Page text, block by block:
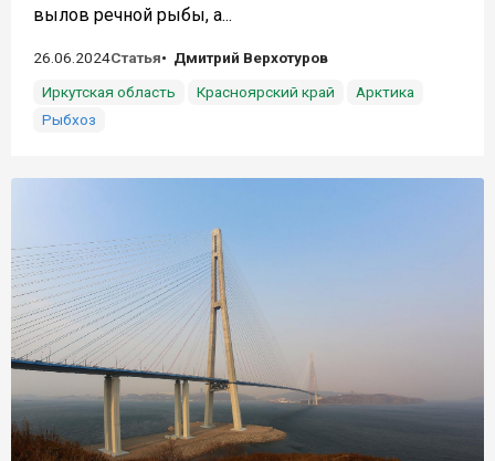
вылов речной рыбы, а...
26.06.2024Статья
Дмитрий Верхотуров
Иркутская область
Красноярский край
Арктика
Рыбхоз